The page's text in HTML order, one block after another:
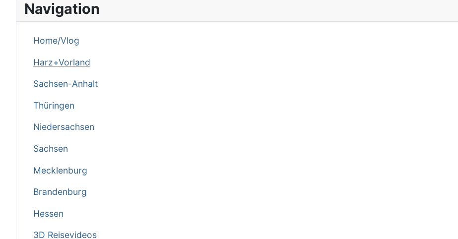
Navigation
Home/Vlog
Harz+Vorland
Sachsen-Anhalt
Thüringen
Niedersachsen
Sachsen
Mecklenburg
Brandenburg
Hessen
3D Reisevideos